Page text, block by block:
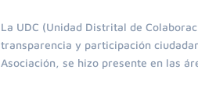
La UDC (Unidad Distrital de
transparencia y participación
Asociación, se hizo presente en las